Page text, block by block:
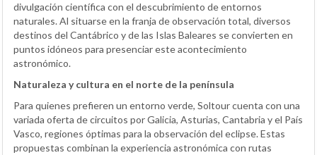
divulgación científica con el descubrimiento de entornos
naturales. Al situarse en la franja de observación total, diversos
destinos del Cantábrico y de las Islas Baleares se convierten en
puntos idóneos para presenciar este acontecimiento
astronómico.
Naturaleza y cultura en el norte de la península
Para quienes prefieren un entorno verde, Soltour cuenta con una
variada oferta de circuitos por Galicia, Asturias, Cantabria y el País
Vasco, regiones óptimas para la observación del eclipse. Estas
propuestas combinan la experiencia astronómica con rutas